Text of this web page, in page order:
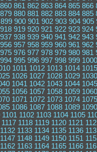
860 861 862 863 864 865 866
879 880 881 882 883 884 885
899 900 901 902 903 904 905
918 919 920 921 922 923 924
937 938 939 940 941 942 943
956 957 958 959 960 961 962
975 976 977 978 979 980 981
994 995 996 997 998 999 1000
1011 1012 1013 1014 1015
1026 1027 1028 1029 1030
1041 1042 1043 1044 1045
1056 1057 1058 1059 1060
1071 1072 1073 1074 1075
1086 1087 1088 1089 1090
1101 1102 1103 1104 1105
1117 1118 1119 1120 1121
1132 1133 1134 1135 1136
1147 1148 1149 1150 1151
1162 1163 1164 1165 1166